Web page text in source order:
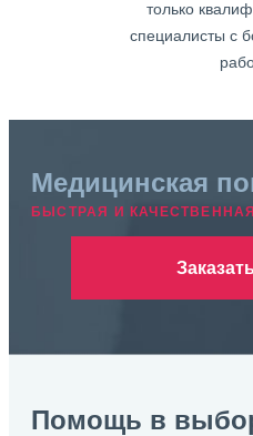
только
специалисты с
Медицинская
БЫСТРАЯ И КАЧЕСТВЕННАЯ
Помощь в